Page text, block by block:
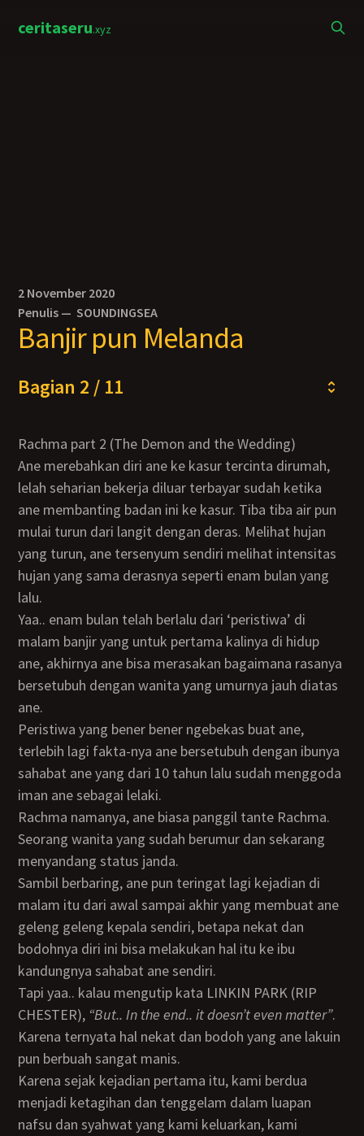
ceritaseru.xyz
2 November 2020
Penulis —SOUNDINGSEA
Banjir pun Melanda
Bagian 2 / 11
Rachma part 2 (The Demon and the Wedding)
Ane merebahkan diri ane ke kasur tercinta dirumah,
lelah seharian bekerja diluar terbayar sudah ketika
ane membanting badan ini ke kasur. Tiba tiba air pun
mulai turun dari langit dengan deras. Melihat hujan
yang turun, ane tersenyum sendiri melihat intensitas
hujan yang sama derasnya seperti enam bulan yang
lalu.
Yaa.. enam bulan telah berlalu dari ‘peristiwa’ di
malam banjir yang untuk pertama kalinya di hidup
ane, akhirnya ane bisa merasakan bagaimana rasanya
bersetubuh dengan wanita yang umurnya jauh diatas
ane.
Peristiwa yang bener bener ngebekas buat ane,
terlebih lagi fakta-nya ane bersetubuh dengan ibunya
sahabat ane yang dari 10 tahun lalu sudah menggoda
iman ane sebagai lelaki.
Rachma namanya, ane biasa panggil tante Rachma.
Seorang wanita yang sudah berumur dan sekarang
menyandang status janda.
Sambil berbaring, ane pun teringat lagi kejadian di
malam itu dari awal sampai akhir yang membuat ane
geleng geleng kepala sendiri, betapa nekat dan
bodohnya diri ini bisa melakukan hal itu ke ibu
kandungnya sahabat ane sendiri.
Tapi yaa.. kalau mengutip kata LINKIN PARK (RIP
CHESTER), “But.. In the end.. it doesn’t even matter”.
Karena ternyata hal nekat dan bodoh yang ane lakuin
pun berbuah sangat manis.
Karena sejak kejadian pertama itu, kami berdua
menjadi ketagihan dan tenggelam dalam luapan
nafsu dan syahwat yang kami keluarkan, kami